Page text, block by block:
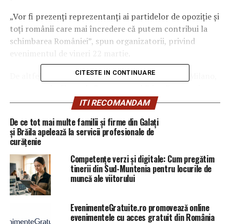
„Vor fi prezenți reprezentanți ai partidelor de opoziție și
toți românii care mai încredere că putem contribui la
schimbarea României”, spun organizatorii, privind
evenimentul de vineri 22 martie.
De altfel Rareș Bogdan va fi prezent sâmbătă în Milano,
în Piaza Don Mapelli, conform Știridiaspora.ro.
ARTICOLE PE ACEIASI TEMA: PRIMA
URMATORUL
Denise Rifai, prima reacție după ce i-a luat locul lui
Rareș Bogdan: ”Sper să fiu mai bună” | Capitala24
NU RATATI
Nu îmi place cum încep să mă simt | Capitala24
CITESTE IN CONTINUARE
ITI RECOMANDAM
De ce tot mai multe familii și firme din Galați
și Brăila apelează la servicii profesionale de
curățenie
Competențe verzi și digitale: Cum pregătim
tinerii din Sud-Muntenia pentru locurile de
muncă ale viitorului
EvenimenteGratuite.ro promovează online
evenimentele cu acces gratuit din România